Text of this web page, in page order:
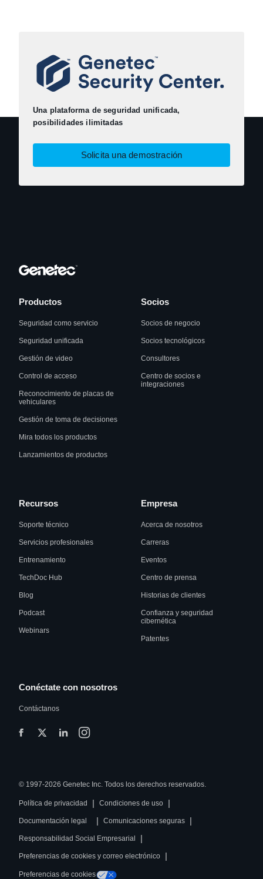
Una plataforma de seguridad unificada,
posibilidades ilimitadas
Solicita una demostración
Productos
Seguridad como servicio
Seguridad unificada
Gestión de video
Control de acceso
Reconocimiento de placas de
vehiculares
Gestión de toma de decisiones
Mira todos los productos
Lanzamientos de productos
Socios
Socios de negocio
Socios tecnológicos
Consultores
Centro de socios e
integraciones
Recursos
Soporte técnico
Servicios profesionales
Entrenamiento
TechDoc Hub
Blog
Podcast
Webinars
Empresa
Acerca de nosotros
Carreras
Eventos
Centro de prensa
Historias de clientes
Confianza y seguridad
cibernética
Patentes
Conéctate con nosotros
Contáctanos
© 1997-2026 Genetec Inc. Todos los derechos reservados.
Política de privacidad | Condiciones de uso |
Documentación legal | Comunicaciones seguras |
Responsabilidad Social Empresarial |
Preferencias de cookies y correo electrónico |
Preferencias de cookies